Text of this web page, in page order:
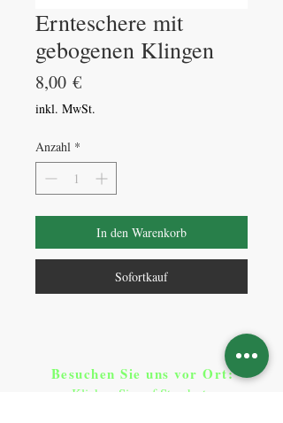
Ernteschere mit
gebogenen Klingen
8,00 €Preis
inkl. MwSt.
Anzahl *
In den Warenkorb
Sofortkauf
Besuchen Sie uns vor Ort​:
Klicken Sie auf Standorte